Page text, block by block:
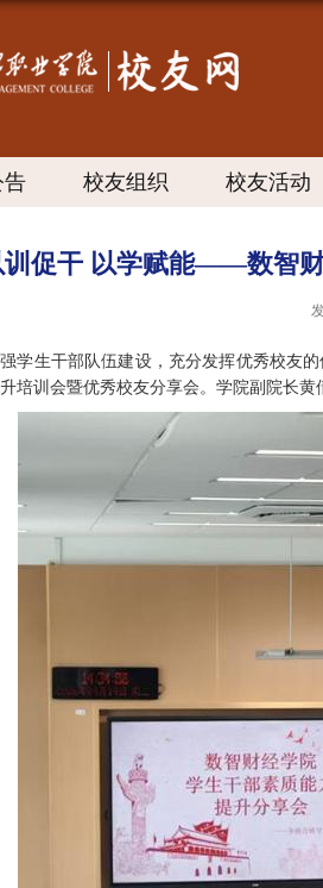
告 校友组织 校友活动
训促干 以学赋能——数智
学生干部队伍建设，充分发挥优秀校友
培训会暨优秀校友分享会。学院副院长